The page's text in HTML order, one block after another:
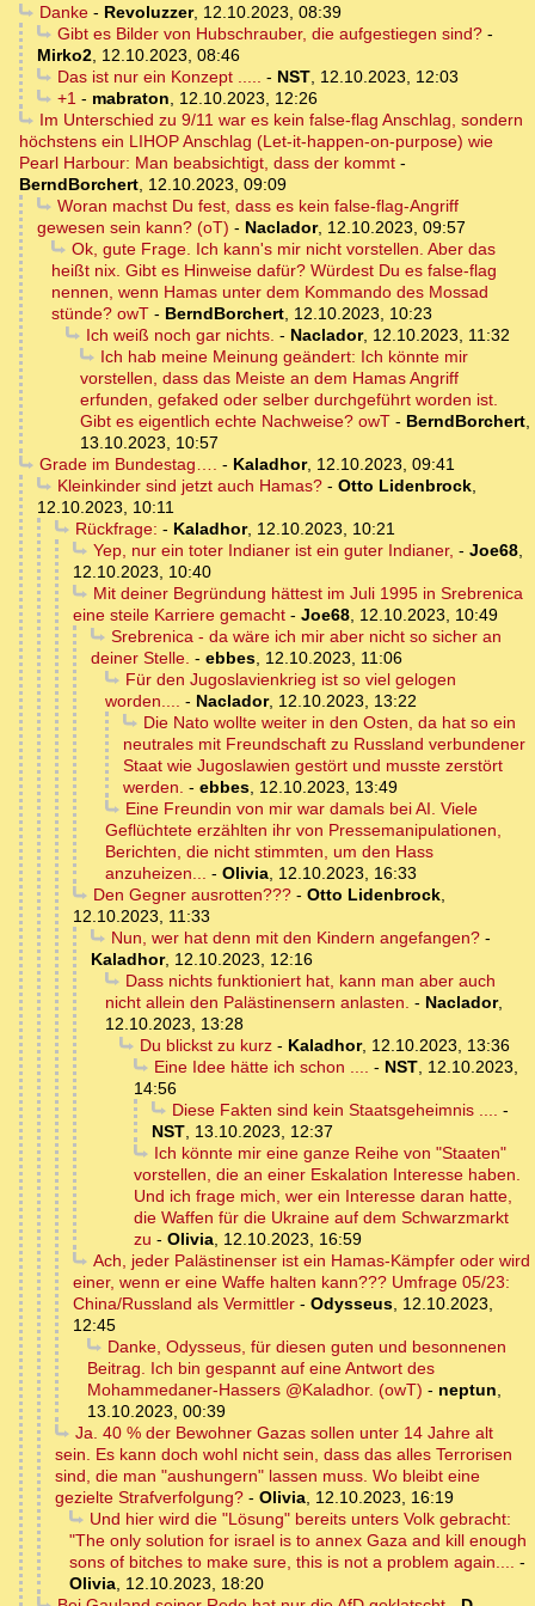
Danke- Revoluzzer, 12.10.2023, 08:39
Gibt es Bilder von Hubschrauber, die aufgestiegen sind?-
Mirko2, 12.10.2023, 08:46
Das ist nur ein Konzept ..... - NST, 12.10.2023, 12:03
+1- mabraton, 12.10.2023, 12:26
Im Unterschied zu 9/11 war es kein false-flag Anschlag, sondern
höchstens ein LIHOP Anschlag (Let-it-happen-on-purpose) wie
Pearl Harbour: Man beabsichtigt, dass der kommt -
BerndBorchert, 12.10.2023, 09:09
Woran machst Du fest, dass es kein false-flag-Angriff
gewesen sein kann? (oT) - Naclador, 12.10.2023, 09:57
Ok, gute Frage. Ich kann's mir nicht vorstellen. Aber das
heißt nix. Gibt es Hinweise dafür? Würdest Du es false-flag
nennen, wenn Hamas unter dem Kommando des Mossad
stünde? owT - BerndBorchert, 12.10.2023, 10:23
Ich weiß noch gar nichts. - Naclador, 12.10.2023, 11:32
Ich hab meine Meinung geändert: Ich könnte mir
vorstellen, dass das Meiste an dem Hamas Angriff
erfunden, gefaked oder selber durchgeführt worden ist.
Gibt es eigentlich echte Nachweise? owT - BerndBorchert,
13.10.2023, 10:57
Grade im Bundestag…. - Kaladhor, 12.10.2023, 09:41
Kleinkinder sind jetzt auch Hamas?- Otto Lidenbrock,
12.10.2023, 10:11
Rückfrage: - Kaladhor, 12.10.2023, 10:21
Yep, nur ein toter Indianer ist ein guter Indianer, - Joe68,
12.10.2023, 10:40
Mit deiner Begründung hättest im Juli 1995 in Srebrenica
eine steile Karriere gemacht - Joe68, 12.10.2023, 10:49
Srebrenica - da wäre ich mir aber nicht so sicher an
deiner Stelle. - ebbes, 12.10.2023, 11:06
Für den Jugoslavienkrieg ist so viel gelogen
worden.... - Naclador, 12.10.2023, 13:22
Die Nato wollte weiter in den Osten, da hat so ein
neutrales mit Freundschaft zu Russland verbundener
Staat wie Jugoslawien gestört und musste zerstört
werden. - ebbes, 12.10.2023, 13:49
Eine Freundin von mir war damals bei AI. Viele
Geflüchtete erzählten ihr von Pressemanipulationen,
Berichten, die nicht stimmten, um den Hass
anzuheizen... - Olivia, 12.10.2023, 16:33
Den Gegner ausrotten???- Otto Lidenbrock,
12.10.2023, 11:33
Nun, wer hat denn mit den Kindern angefangen?-
Kaladhor, 12.10.2023, 12:16
Dass nichts funktioniert hat, kann man aber auch
nicht allein den Palästinensern anlasten. - Naclador,
12.10.2023, 13:28
Du blickst zu kurz- Kaladhor, 12.10.2023, 13:36
Eine Idee hätte ich schon .... - NST, 12.10.2023,
14:56
Diese Fakten sind kein Staatsgeheimnis .... -
NST, 13.10.2023, 12:37
Ich könnte mir eine ganze Reihe von "Staaten"
vorstellen, die an einer Eskalation Interesse haben.
Und ich frage mich, wer ein Interesse daran hatte,
die Waffen für die Ukraine auf dem Schwarzmarkt
zu - Olivia, 12.10.2023, 16:59
Ach, jeder Palästinenser ist ein Hamas-Kämpfer oder wird
einer, wenn er eine Waffe halten kann??? Umfrage 05/23:
China/Russland als Vermittler - Odysseus, 12.10.2023,
12:45
Danke, Odysseus, für diesen guten und besonnenen
Beitrag. Ich bin gespannt auf eine Antwort des
Mohammedaner-Hassers @Kaladhor. (owT) - neptun,
13.10.2023, 00:39
Ja. 40 % der Bewohner Gazas sollen unter 14 Jahre alt
sein. Es kann doch wohl nicht sein, dass das alles Terrorisen
sind, die man "aushungern" lassen muss. Wo bleibt eine
gezielte Strafverfolgung? - Olivia, 12.10.2023, 16:19
Und hier wird die "Lösung" bereits unters Volk gebracht:
"The only solution for israel is to annex Gaza and kill enough
sons of bitches to make sure, this is not a problem again.... -
Olivia, 12.10.2023, 18:20